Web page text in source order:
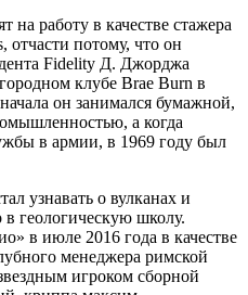
работу в качестве стажера
потому, что он
Fidelity Д. Джорджа
клубе Brae Burn в
он занимался бумажной,
а когда
в армии, в 1969 году был
узнавать о вулканах и
в геологическую школу.
в июле 2016 года в качестве
менеджера римской
игроком сборной